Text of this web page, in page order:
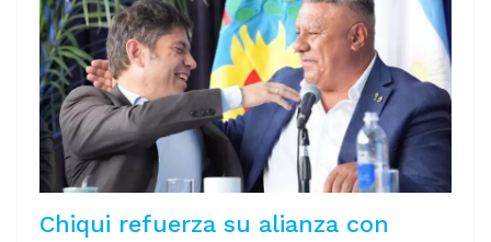
Chiqui refuerza su alianza con